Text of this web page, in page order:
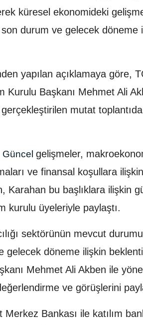
küresel ekonomideki
son durum ve gelecek döneme
yapılan açıklamaya göre,
Kurulu Başkanı Mehmet Ali
mutat
Güncel gelişmeler,
ve finansal koşullara ilişkin
Karahan bu başlıklara ilişkin
kurulu üyeleriyle paylaştı.
sektörünün mevcut
gelecek döneme ilişkin
Mehmet Ali Akben ile
ve görüşlerini
Bankası ile katılım